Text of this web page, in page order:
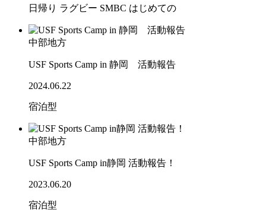
日帰り ラグビー SMBC はじめての
中部地方
USF Sports Camp in 静岡 活動報告
2024.06.22
宿泊型
中部地方
USF Sports Camp in静岡 活動報告！
2023.06.20
宿泊型